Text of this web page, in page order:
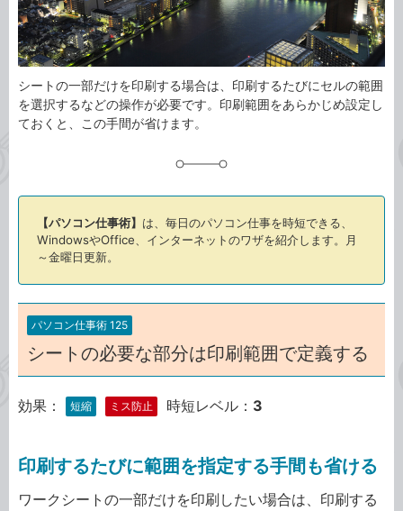
シートの一部だけを印刷する場合は、印刷するたびにセルの範囲
を選択するなどの操作が必要です。印刷範囲をあらかじめ設定し
ておくと、この手間が省けます。
【パソコン仕事術】 は、毎日のパソコン仕事を時短できる、
WindowsやOffice、インターネットのワザを紹介します。月
～金曜日更新。
パソコン仕事術 125
シートの必要な部分は印刷範囲で定義する
効果： 短縮 ミス防止 時短レベル： 3
印刷するたびに範囲を指定する手間も省ける
ワークシートの一部だけを印刷したい場合は、印刷する